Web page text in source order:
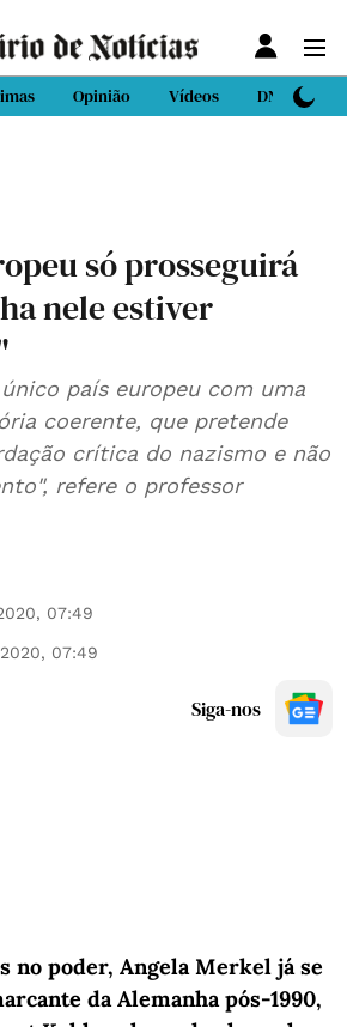
Opinião Vídeos DN Sport
só prosseguirá
nele estiver
país europeu com uma
coerente, que pretende
crítica do nazismo e não
refere o professor
07:49
07:49
Siga-nos
no poder, Angela Merkel já se
da Alemanha pós-1990,